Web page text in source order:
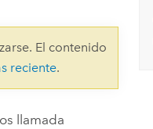
El contenido
reciente.
llamada